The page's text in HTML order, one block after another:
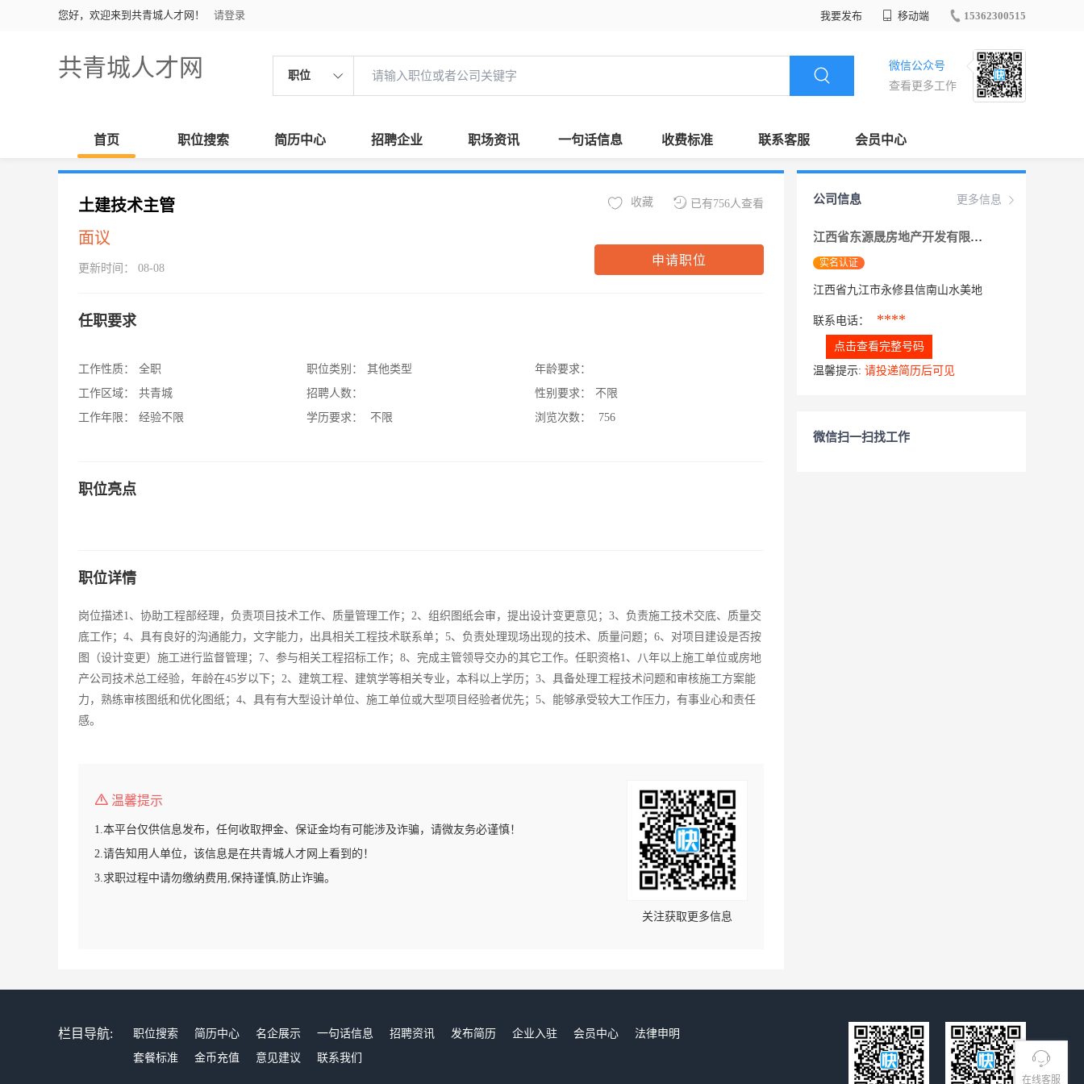
您好，欢迎来到共青城人才网！ 请登录 我要发布 移动端 15362300515
共青城人才网 职位
微信公众号
查看更多工作
首页 职位搜索 简历中心 招聘企业 职场资讯 一句话信息 收费标准 联系客服 会员中心
在线客服
土建技术主管
面议
更新时间： 08-08
已有756人查看
收藏
申请职位
任职要求
工作性质：
全职
工作区域：
共青城
工作年限：
经验不限
职位类别：
其他类型
招聘人数：
学历要求：
不限
年龄要求：
性别要求：
不限
浏览次数：
756
职位亮点
职位详情
岗位描述1、协助工程部经理，负责项目技术工作、质量管理工作；2、组织图纸会审，提出设计变更意见；3、负责施工技术交底、质量交
底工作；4、具有良好的沟通能力，文字能力，出具相关工程技术联系单；5、负责处理现场出现的技术、质量问题；6、对项目建设是否按
图（设计变更）施工进行监督管理；7、参与相关工程招标工作；8、完成主管领导交办的其它工作。任职资格1、八年以上施工单位或房地
产公司技术总工经验，年龄在45岁以下；2、建筑工程、建筑学等相关专业，本科以上学历；3、具备处理工程技术问题和审核施工方案能
力，熟练审核图纸和优化图纸；4、具有有大型设计单位、施工单位或大型项目经验者优先；5、能够承受较大工作压力，有事业心和责任
感。
温馨提示
1.本平台仅供信息发布，任何收取押金、保证金均有可能涉及诈骗，请微友务必谨慎！
2.请告知用人单位，该信息是在共青城人才网上看到的！
3.求职过程中请勿缴纳费用,保持谨慎,防止诈骗。
关注获取更多信息
更多信息
公司信息
江西省东源晟房地产开发有限公司
实名认证
江西省九江市永修县信南山水美地
联系电话： ****
点击查看完整号码
温馨提示: 请投递简历后可见
微信扫一扫找工作
栏目导航: 职位搜索 简历中心 名企展示 一句话信息 招聘资讯 发布简历 企业入驻 会员中心
法律申明
套餐标准
金币充值 意见建议 联系我们